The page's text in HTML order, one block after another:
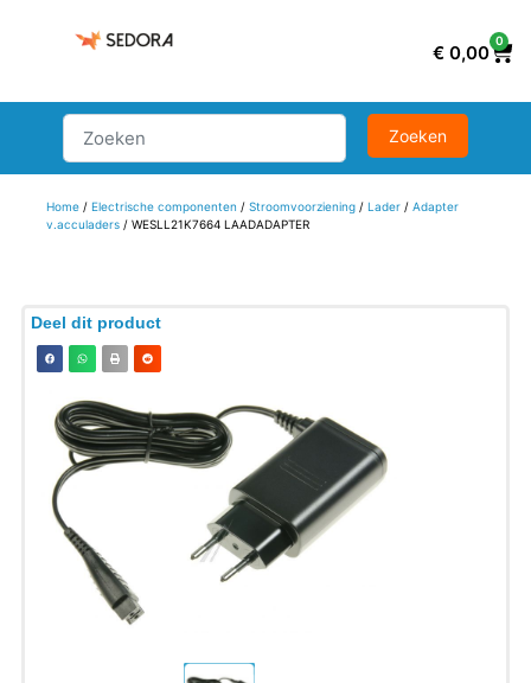
€ 0,00
0
Home/ Electrische componenten / Stroomvoorziening/ Lader/ Adapter
v.acculaders/ WESLL21K7664 LAADADAPTER
Deel dit product